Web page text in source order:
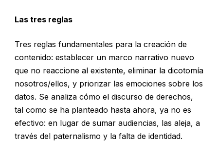
Las tres reglas
Tres reglas fundamentales para la creación de
contenido: establecer un marco narrativo nuevo
que no reaccione al existente, eliminar la dicotomía
nosotros/ellos, y priorizar las emociones sobre los
datos. Se analiza cómo el discurso de derechos,
tal como se ha planteado hasta ahora, ya no es
efectivo: en lugar de sumar audiencias, las aleja, a
través del paternalismo y la falta de identidad.